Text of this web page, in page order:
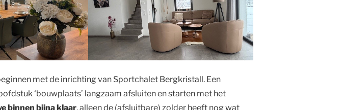
met de inrichting van Sportchalet Bergkristall. Een
‘bouwplaats’ langzaam afsluiten en starten met het
binnen bijna klaar, alleen de (afsluitbare) zolder heeft nog wat